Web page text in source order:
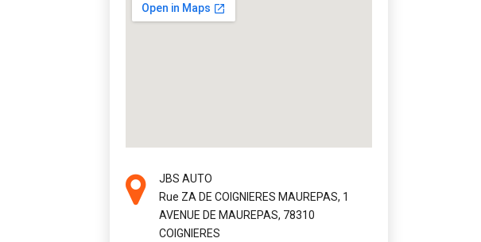
JBS AUTO
Rue ZA DE COIGNIERES MAUREPAS, 1
AVENUE DE MAUREPAS, 78310
COIGNIERES